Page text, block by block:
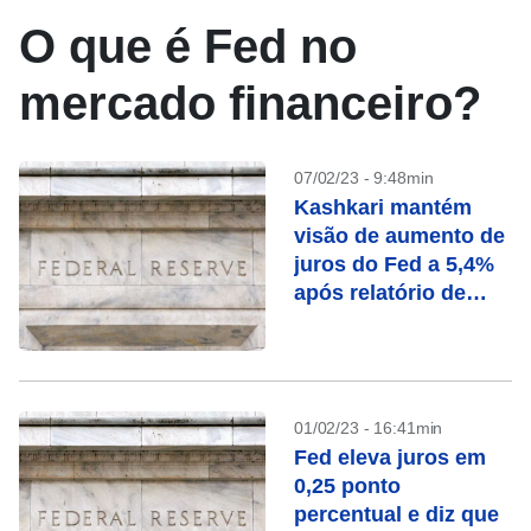
O que é Fed no
mercado financeiro?
07/02/23 - 9:48min
Kashkari mantém
visão de aumento de
juros do Fed a 5,4%
após relatório de
01/02/23 - 16:41min
Fed eleva juros em
0,25 ponto
percentual e diz que